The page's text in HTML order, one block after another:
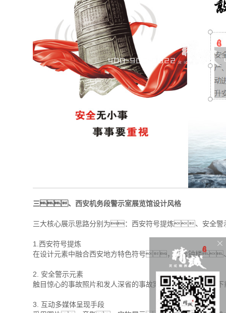
三、西安机务段警示室展览馆设计风格
三大核心展示思路分别为：西安符号提炼、安全
1.西安符号提炼
在设计元素中融合西安地方特色符号，包含钟楼
2. 安全警示元素
触目惊心的事故照片和发人深省的事故案例告诉91桃色
3. 互动多媒体呈现手段